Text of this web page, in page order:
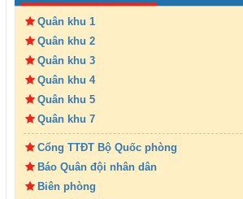
Quân khu 1
Quân khu 2
Quân khu 3
Quân khu 4
Quân khu 5
Quân khu 7
Cổng TTĐT Bộ Quốc phòng
Báo Quân đội nhân dân
Biên phòng